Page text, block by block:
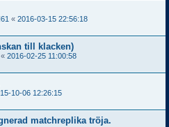
« 2016-03-15 22:56:18
till klacken)
« 2016-02-25 11:00:58
10-06 12:26:15
matchreplika tröja.